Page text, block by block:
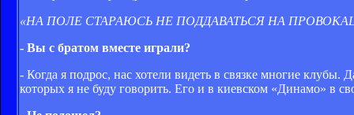
«НА ПОЛЕ СТАРАЮСЬ НЕ ПОДДАВАТЬСЯ НА
- Вы с братом вместе играли?
- Когда я подрос, нас хотели видеть в связке многие
которых я не буду говорить. Его и в киевском «Динамо» в